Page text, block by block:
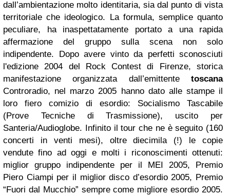
dall’ambientazione molto identitaria, sia dal punto di vista
territoriale che ideologico. La formula, semplice quanto
peculiare, ha inaspettatamente portato a una rapida
affermazione del gruppo sulla scena non solo
indipendente. Dopo avere vinto da perfetti sconosciuti
l'edizione 2004 del Rock Contest di Firenze, storica
manifestazione organizzata dall’emittente toscana
Controradio, nel marzo 2005 hanno dato alle stampe il
loro fiero comizio di esordio: Socialismo Tascabile
(Prove Tecniche di Trasmissione), uscito per
Santeria/Audioglobe. Infinito il tour che ne è seguito (160
concerti in venti mesi), oltre diecimila (!) le copie
vendute fino ad oggi e molti i riconoscimenti ottenuti:
miglior gruppo indipendente per il MEI 2005, Premio
Piero Ciampi per il miglior disco d’esordio 2005, Premio
“Fuori dal Mucchio” sempre come migliore esordio 2005.